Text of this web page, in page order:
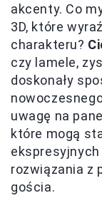
akcenty. Co
3D, które
charakteru?
czy lamele,
doskonały
uwagę na
które mogą
rozwiązania z
gościa.